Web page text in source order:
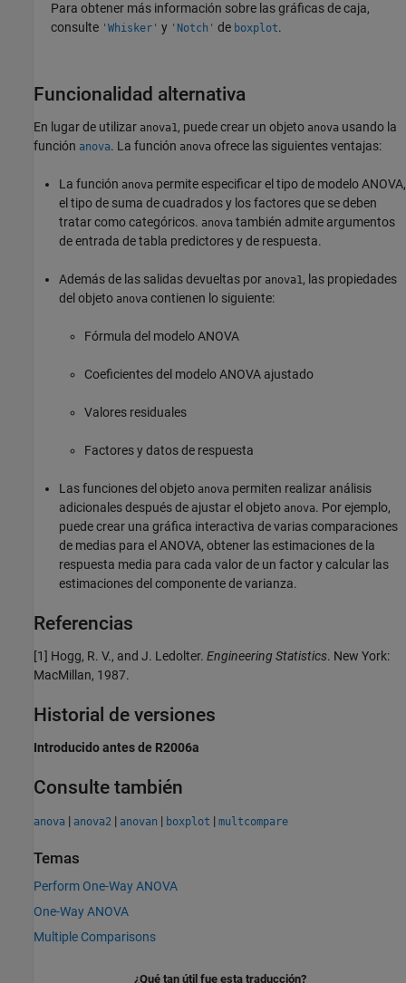
Para obtener más información sobre las gráficas de caja,
consulte 'Whisker' y 'Notch' de boxplot.
Funcionalidad alternativa
En lugar de utilizar anova1, puede crear un objeto anova usando la
función anova. La función anova ofrece las siguientes ventajas:
La función anova permite especificar el tipo de modelo ANOVA,
el tipo de suma de cuadrados y los factores que se deben
tratar como categóricos. anova también admite argumentos
de entrada de tabla predictores y de respuesta.
Además de las salidas devueltas por anova1, las propiedades
del objeto anova contienen lo siguiente:
Fórmula del modelo ANOVA
Coeficientes del modelo ANOVA ajustado
Valores residuales
Factores y datos de respuesta
Las funciones del objeto anova permiten realizar análisis
adicionales después de ajustar el objeto anova. Por ejemplo,
puede crear una gráfica interactiva de varias comparaciones
de medias para el ANOVA, obtener las estimaciones de la
respuesta media para cada valor de un factor y calcular las
estimaciones del componente de varianza.
Referencias
[1] Hogg, R. V., and J. Ledolter. Engineering Statistics. New York:
MacMillan, 1987.
Historial de versiones
Introducido antes de R2006a
Consulte también
anova | anova2 | anovan | boxplot | multcompare
Temas
Perform One-Way ANOVA
One-Way ANOVA
Multiple Comparisons
¿Qué tan útil fue esta traducción?